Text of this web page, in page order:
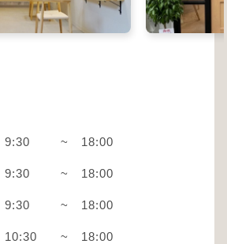
9:30 ~ 18:00
9:30 ~ 18:00
9:30 ~ 18:00
10:30 ~ 18:00